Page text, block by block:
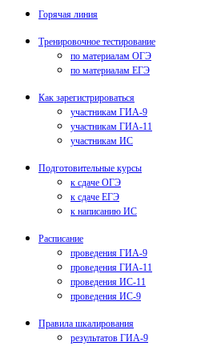
Горячая линия
Тренировочное тестирование
по материалам ОГЭ
по материалам ЕГЭ
Как зарегистрироваться
участникам ГИА-9
участникам ГИА-11
участникам ИС
Подготовительные курсы
к сдаче ОГЭ
к сдаче ЕГЭ
к написанию ИС
Расписание
проведения ГИА-9
проведения ГИА-11
проведения ИС-11
проведения ИС-9
Правила шкалирования
результатов ГИА-9